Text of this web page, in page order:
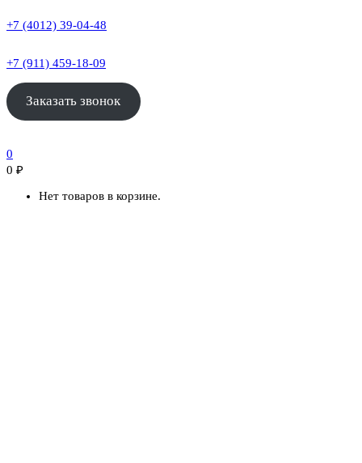
+7 (4012) 39-04-48
+7 (911) 459-18-09
Заказать звонок
0
0 ₽
Нет товаров в корзине.